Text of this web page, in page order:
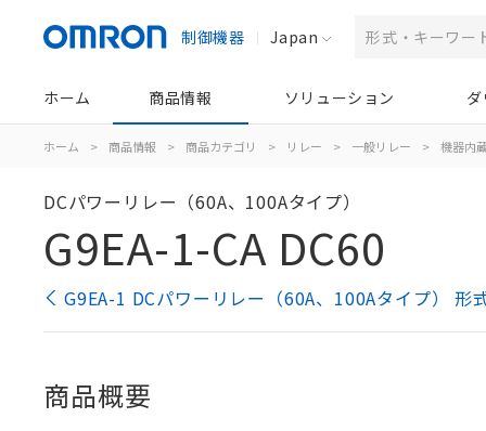
制御機器 Japan
ホーム 商品情報 ソリューション
ホーム > 商品情報 > 商品カテゴリ > リレー > 一般リレー > 機器内
DCパワーリレー（60A、100Aタイプ）
G9EA-1-CA DC60
G9EA-1 DCパワーリレー（60A、100Aタイプ） 形
商品概要